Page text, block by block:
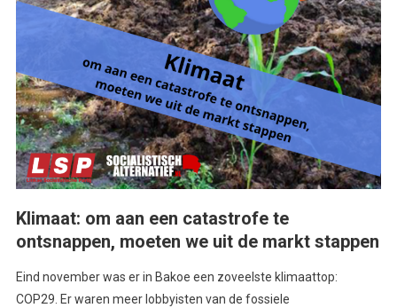
Klimaat: om aan een catastrofe te
ontsnappen, moeten we uit de markt stappen
Eind november was er in Bakoe een zoveelste klimaattop:
COP29. Er waren meer lobbyisten van de fossiele